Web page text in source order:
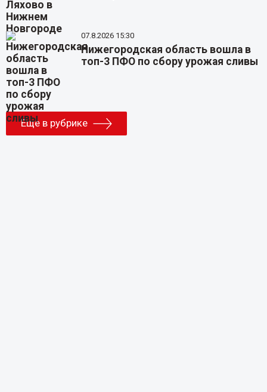
07.8.2026 15:30
Нижегородская область вошла в
топ-3 ПФО по сбору урожая сливы
Еще в рубрике